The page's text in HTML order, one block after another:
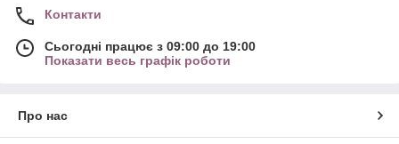
Контакти
Сьогодні працює з 09:00 до 19:00
Показати весь графік роботи
Про нас